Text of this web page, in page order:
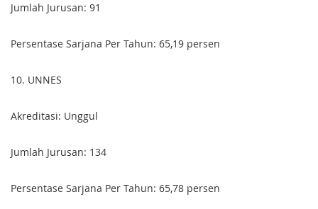
Jumlah Jurusan: 91
Persentase Sarjana Per Tahun: 65,19 persen
10. UNNES
Akreditasi: Unggul
Jumlah Jurusan: 134
Persentase Sarjana Per Tahun: 65,78 persen